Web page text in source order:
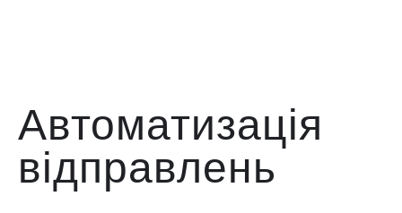
Автоматизація
відправлень